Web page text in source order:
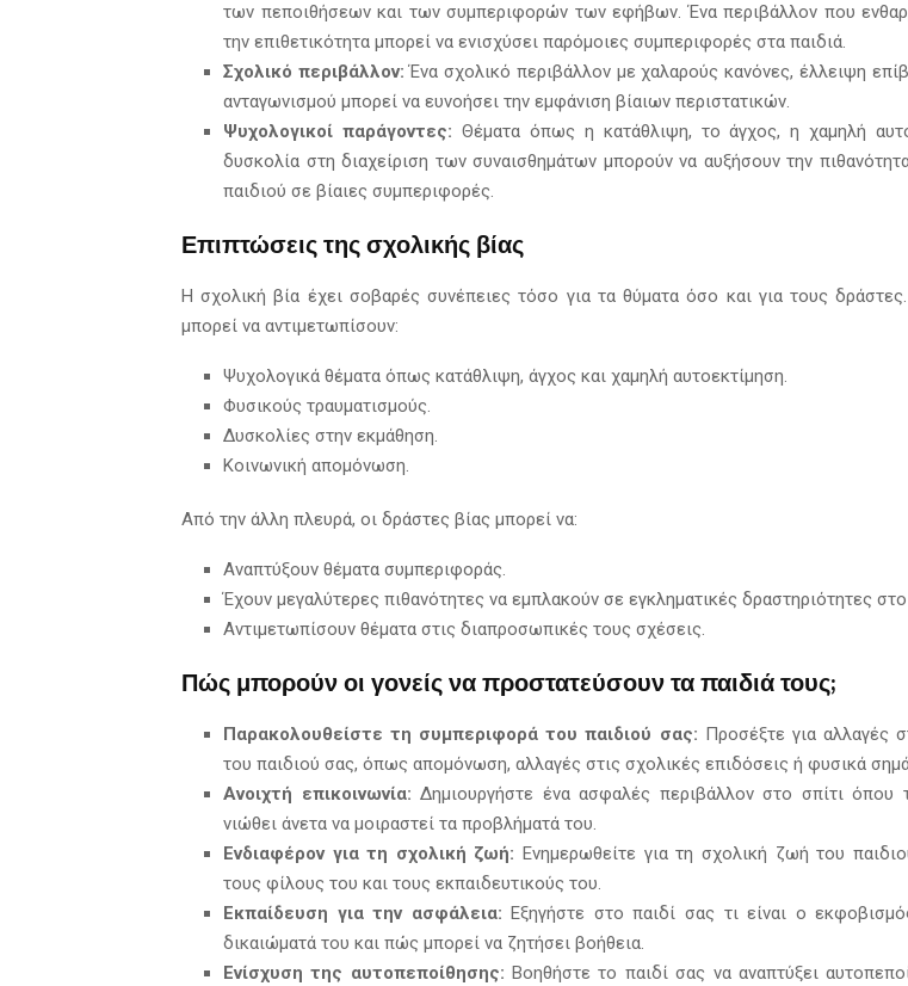
των πεποιθήσεων και των συμπεριφορών των εφήβων. Ένα περιβάλλον που
την επιθετικότητα μπορεί να ενισχύσει παρόμοιες συμπεριφορές στα παιδιά.
Σχολικό περιβάλλον:Ένα σχολικό περιβάλλον με χαλαρούς κανόνες, έλλειψη
ανταγωνισμού μπορεί να ευνοήσει την εμφάνιση βίαιων περιστατικών.
Ψυχολογικοί παράγοντες: Θέματα όπως η κατάθλιψη, το άγχος, η χαμηλή
δυσκολία στη διαχείριση των συναισθημάτων μπορούν να αυξήσουν την
παιδιού σε βίαιες συμπεριφορές.
Επιπτώσεις της σχολικής βίας
Η σχολική βία έχει σοβαρές συνέπειες τόσο για τα θύματα όσο και για τους
μπορεί να αντιμετωπίσουν:
Ψυχολογικά θέματα όπως κατάθλιψη, άγχος και χαμηλή αυτοεκτίμηση.
Φυσικούς τραυματισμούς.
Δυσκολίες στην εκμάθηση.
Κοινωνική απομόνωση.
Από την άλλη πλευρά, οι δράστες βίας μπορεί να:
Αναπτύξουν θέματα συμπεριφοράς.
Έχουν μεγαλύτερες πιθανότητες να εμπλακούν σε εγκληματικές δραστηριότητες
Αντιμετωπίσουν θέματα στις διαπροσωπικές τους σχέσεις.
Πώς μπορούν οι γονείς να προστατεύσουν τα παιδιά τους;
Παρακολουθείστε τη συμπεριφορά του παιδιού σας: Προσέξτε για αλλαγές
του παιδιού σας, όπως απομόνωση, αλλαγές στις σχολικές επιδόσεις ή φυσικά
Ανοιχτή επικοινωνία: Δημιουργήστε ένα ασφαλές περιβάλλον στο σπίτι όπου
νιώθει άνετα να μοιραστεί τα προβλήματά του.
Ενδιαφέρον για τη σχολική ζωή: Ενημερωθείτε για τη σχολική ζωή του
τους φίλους του και τους εκπαιδευτικούς του.
Εκπαίδευση για την ασφάλεια: Εξηγήστε στο παιδί σας τι είναι ο
δικαιώματά του και πώς μπορεί να ζητήσει βοήθεια.
Ενίσχυση της αυτοπεποίθησης: Βοηθήστε το παιδί σας να αναπτύξει